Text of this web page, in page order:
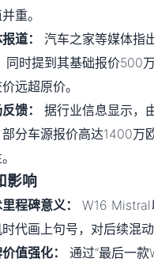
重。
道：
汽车之家等媒体指
同时提到其基础报价500
远超原价。
馈：
据行业信息显示，
分车源报价高达1400万
影响
程碑意义：
W16 Mistral
代画上句号，对后续混
值强化：
通过“最后一